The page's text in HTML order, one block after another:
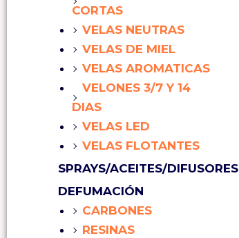
CORTAS
VELAS NEUTRAS
VELAS DE MIEL
VELAS AROMATICAS
VELONES 3/7 Y 14
DIAS
VELAS LED
VELAS FLOTANTES
SPRAYS/ACEITES/DIFUSORES
DEFUMACIÓN
CARBONES
RESINAS